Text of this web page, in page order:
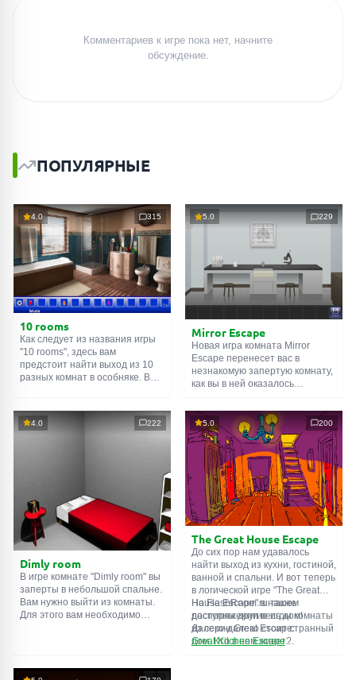
Комментариев к игре пока нет, начните
обсуждение.
ПОПУЛЯРНЫЕ
4.0 315
10 rooms
Как следует из названия игры
"10 rooms", здесь вам
предстоит найти выход из 10
разных комнат в особняке. В
их, чтобы выйти. Выход из
одной комнаты является
5.0 229
Mirror Escape
Новая игра комната Mirror
Escape перенесет вас в
незнакомую запертую комнату,
как вы в ней оказалось
смекалки попробуйте решить
все, приготовленные авторами
для вас, головоломки и найти
выход на свободу.
Внимательно осмотрите
помещение, возможно вы
сможете найти какие-нибудь
подсказки. Желаем удачи!
4.0 222
Dimly room
В игре комнате "Dimly room" вы
заперты в небольшой спальне.
Вам нужно выйти из комнаты.
Для этого вам необходимо
5.0 200
The Great House Escape
До сих пор нам удавалось
найти выход из кухни, гостиной,
ванной и спальни. И вот теперь
в логической игре "The Great
House Escape" в нашем
распоряжении весь дом!
Далеко-далеко стоит странный
дом. Кто в нем живет?
На FlashRoom.ru также
доступны другие игры комнаты
из серии Great Escape:
Great Kitchen Escape